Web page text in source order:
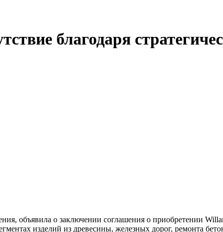
благодаря
объявила о заключении соглашения о приобретении
изделий из древесины, железных дорог, ремонта